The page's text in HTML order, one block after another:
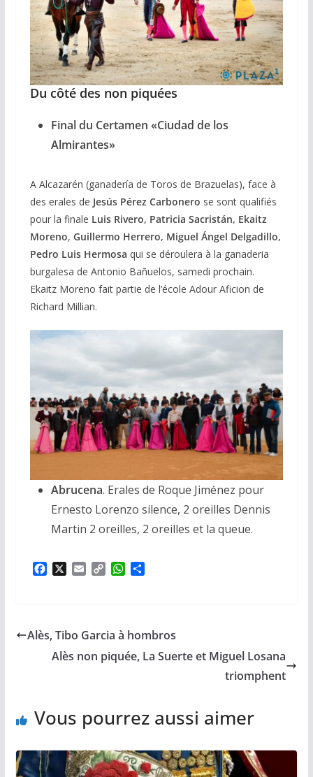
Du côté des non piquées
Final du Certamen «Ciudad de los
Almirantes»
A Alcazarén (ganadería de Toros de Brazuelas), face à
des erales de Jesús Pérez Carbonero se sont qualifiés
pour la finale Luis Rivero, Patricia Sacristán, Ekaitz
Moreno, Guillermo Herrero, Miguel Ángel Delgadillo,
Pedro Luis Hermosa qui se déroulera à la ganaderia
burgalesa de Antonio Bañuelos, samedi prochain.
Ekaitz Moreno fait partie de l’école Adour Aficion de
Richard Millian.
Abrucena. Erales de Roque Jiménez pour
Ernesto Lorenzo silence, 2 oreilles Dennis
Martin 2 oreilles, 2 oreilles et la queue.
o
o
i
n
W
A
p
g
e
Alès, Tibo Garcia à hombros
Alès non piquée, La Suerte et Miguel Losana
triomphent
Vous pourrez aussi aimer